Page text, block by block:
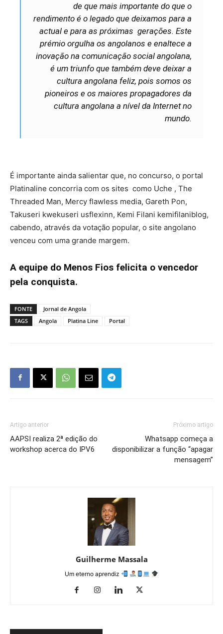
de que mais importante do que o
rendimento é o legado que deixamos para a
actual e para as próximas gerações. Este
prémio orgulha os angolanos e enaltece a
inovação na comunicação social angolana,
é um triunfo que também deve deixar a
cultura angolana feliz, pois somos os
pioneiros e os maiores propagadores da
cultura angolana a nível da Internet no
mundo.
É importante ainda salientar que, no concurso, o portal
Platinaline concorria com os sites como Uche , The
Threaded Man, Mercy flawless media, Gareth Pon,
Takuseri kwekuseri usflexinn, Kemi Filani kemifilaniblog,
cabendo, através da votação popular, o site angolano
venceu com uma grande margem.
A equipe do Menos Fios felicita o vencedor
pela conquista.
FONTE
Jornal de Angola
TAGS
Angola Platina Line Portal
Artigo anterior
AAPSI realiza 2ª edição do
workshop acerca do IPV6
Próximo artigo
Whatsapp começa a
disponibilizar a função “apagar
mensagem”
Guilherme Massala
Um eterno aprendiz